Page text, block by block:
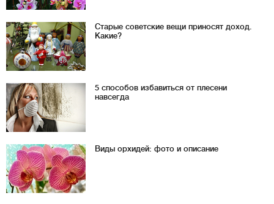
Старые советские вещи приносят доход.
Какие?
5 способов избавиться от плесени
навсегда
Виды орхидей: фото и описание